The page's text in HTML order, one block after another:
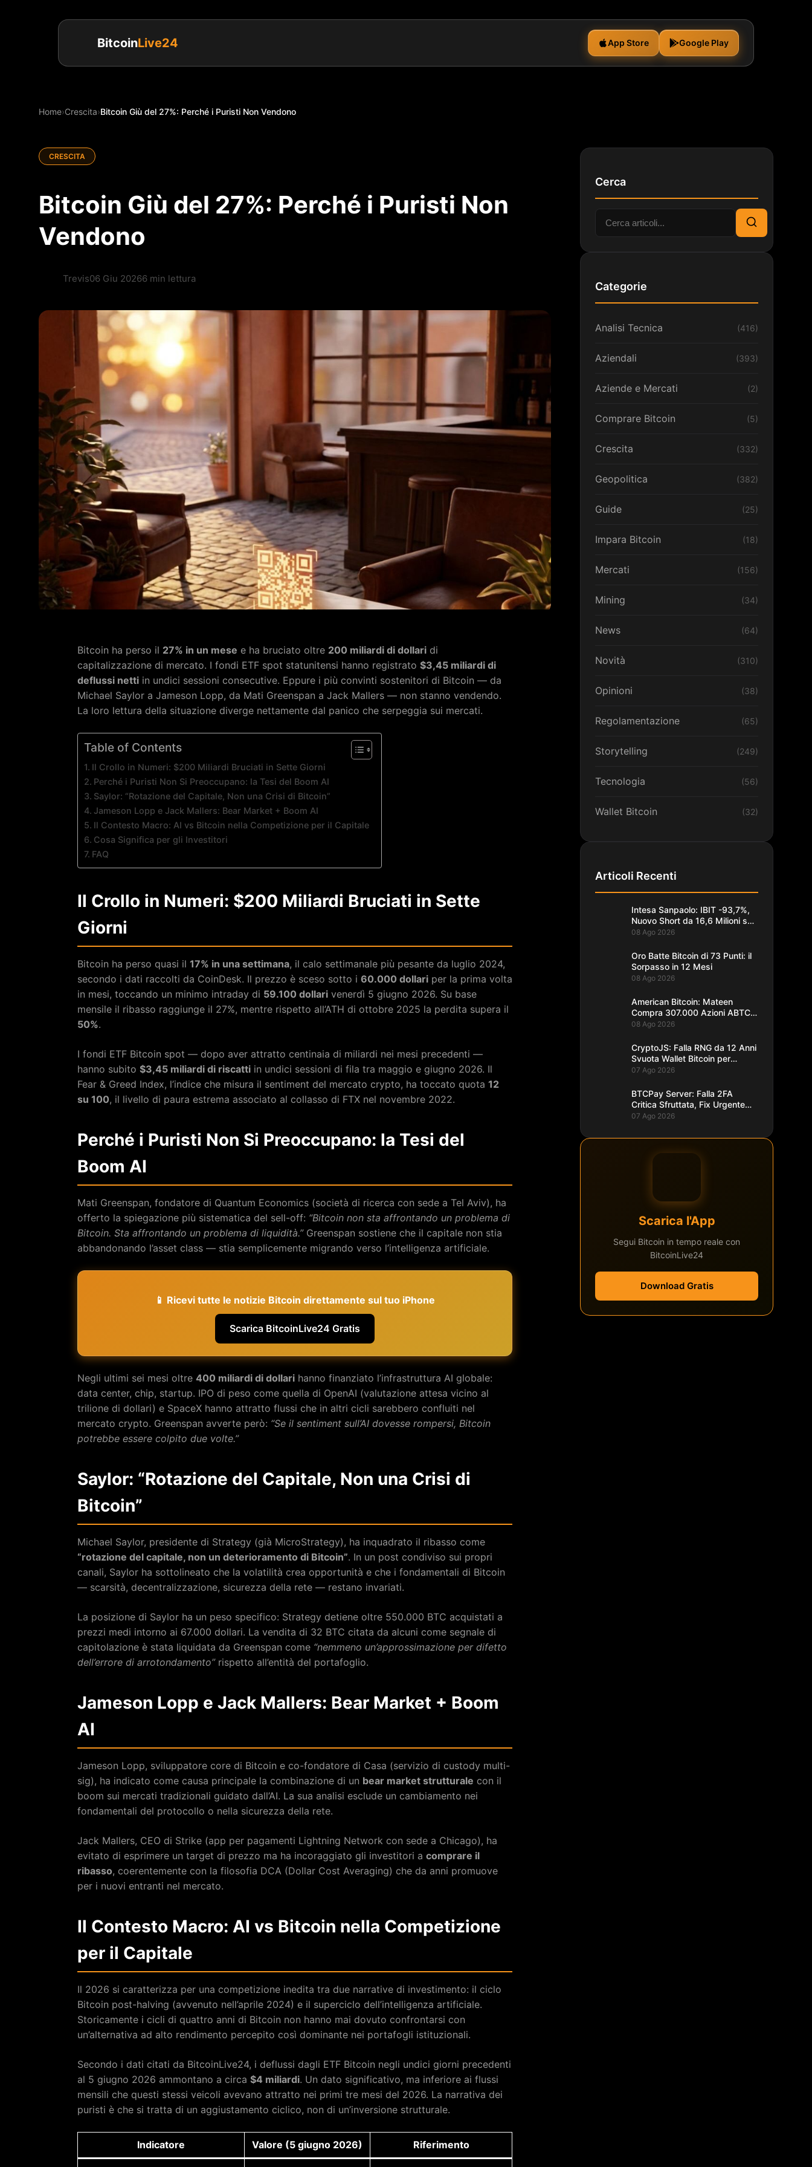
BitcoinLive24 App Store Google Play
Home›Crescita›Bitcoin Giù del 27%: Perché i Puristi Non Vendono
CRESCITA
Bitcoin Giù del 27%: Perché i Puristi Non
Vendono
Trevis06 Giu 20266 min lettura
Bitcoin ha perso il 27% in un mese e ha bruciato oltre 200 miliardi di dollari di
capitalizzazione di mercato. I fondi ETF spot statunitensi hanno registrato $3,45 miliardi di
deflussi netti in undici sessioni consecutive. Eppure i più convinti sostenitori di Bitcoin — da
Michael Saylor a Jameson Lopp, da Mati Greenspan a Jack Mallers — non stanno vendendo.
La loro lettura della situazione diverge nettamente dal panico che serpeggia sui mercati.
Table of Contents
Il Crollo in Numeri: $200 Miliardi Bruciati in Sette Giorni
Perché i Puristi Non Si Preoccupano: la Tesi del Boom AI
Saylor: “Rotazione del Capitale, Non una Crisi di Bitcoin”
Jameson Lopp e Jack Mallers: Bear Market + Boom AI
Il Contesto Macro: AI vs Bitcoin nella Competizione per il Capitale
Cosa Significa per gli Investitori
FAQ
Il Crollo in Numeri: $200 Miliardi Bruciati in Sette
Giorni
Bitcoin ha perso quasi il 17% in una settimana, il calo settimanale più pesante da luglio 2024,
secondo i dati raccolti da CoinDesk. Il prezzo è sceso sotto i 60.000 dollari per la prima volta
in mesi, toccando un minimo intraday di 59.100 dollari venerdì 5 giugno 2026. Su base
mensile il ribasso raggiunge il 27%, mentre rispetto all’ATH di ottobre 2025 la perdita supera il
50%.
I fondi ETF Bitcoin spot — dopo aver attratto centinaia di miliardi nei mesi precedenti —
hanno subito $3,45 miliardi di riscatti in undici sessioni di fila tra maggio e giugno 2026. Il
Fear & Greed Index, l’indice che misura il sentiment del mercato crypto, ha toccato quota 12
su 100, il livello di paura estrema associato al collasso di FTX nel novembre 2022.
Perché i Puristi Non Si Preoccupano: la Tesi del
Boom AI
Mati Greenspan, fondatore di Quantum Economics (società di ricerca con sede a Tel Aviv), ha
offerto la spiegazione più sistematica del sell-off: “Bitcoin non sta affrontando un problema di
Bitcoin. Sta affrontando un problema di liquidità.”Greenspan sostiene che il capitale non stia
abbandonando l’asset class — stia semplicemente migrando verso l’intelligenza artificiale.
📱 Ricevi tutte le notizie Bitcoin direttamente sul tuo iPhone
Scarica BitcoinLive24 Gratis
Negli ultimi sei mesi oltre 400 miliardi di dollari hanno finanziato l’infrastruttura AI globale:
data center, chip, startup. IPO di peso come quella di OpenAI (valutazione attesa vicino al
trilione di dollari) e SpaceX hanno attratto flussi che in altri cicli sarebbero confluiti nel
mercato crypto. Greenspan avverte però: “Se il sentiment sull’AI dovesse rompersi, Bitcoin
potrebbe essere colpito due volte.”
Saylor: “Rotazione del Capitale, Non una Crisi di
Bitcoin”
Michael Saylor, presidente di Strategy (già MicroStrategy), ha inquadrato il ribasso come
“rotazione del capitale, non un deterioramento di Bitcoin”. In un post condiviso sui propri
canali, Saylor ha sottolineato che la volatilità crea opportunità e che i fondamentali di Bitcoin
— scarsità, decentralizzazione, sicurezza della rete — restano invariati.
La posizione di Saylor ha un peso specifico: Strategy detiene oltre 550.000 BTC acquistati a
prezzi medi intorno ai 67.000 dollari. La vendita di 32 BTC citata da alcuni come segnale di
capitolazione è stata liquidata da Greenspan come “nemmeno un’approssimazione per difetto
dell’errore di arrotondamento”rispetto all’entità del portafoglio.
Jameson Lopp e Jack Mallers: Bear Market + Boom
AI
Jameson Lopp, sviluppatore core di Bitcoin e co-fondatore di Casa (servizio di custody multi-
sig), ha indicato come causa principale la combinazione di un bear market strutturale con il
boom sui mercati tradizionali guidato dall’AI. La sua analisi esclude un cambiamento nei
fondamentali del protocollo o nella sicurezza della rete.
Jack Mallers, CEO di Strike (app per pagamenti Lightning Network con sede a Chicago), ha
evitato di esprimere un target di prezzo ma ha incoraggiato gli investitori a comprare il
ribasso, coerentemente con la filosofia DCA (Dollar Cost Averaging) che da anni promuove
per i nuovi entranti nel mercato.
Il Contesto Macro: AI vs Bitcoin nella Competizione
per il Capitale
Il 2026 si caratterizza per una competizione inedita tra due narrative di investimento: il ciclo
Bitcoin post-halving (avvenuto nell’aprile 2024) e il superciclo dell’intelligenza artificiale.
Storicamente i cicli di quattro anni di Bitcoin non hanno mai dovuto confrontarsi con
un’alternativa ad alto rendimento percepito così dominante nei portafogli istituzionali.
Secondo i dati citati da BitcoinLive24, i deflussi dagli ETF Bitcoin negli undici giorni precedenti
al 5 giugno 2026 ammontano a circa $4 miliardi. Un dato significativo, ma inferiore ai flussi
mensili che questi stessi veicoli avevano attratto nei primi tre mesi del 2026. La narrativa dei
puristi è che si tratta di un aggiustamento ciclico, non di un’inversione strutturale.
Indicatore Valore (5 giugno 2026) Riferimento
Cerca
Cerca:
Cerca
Categorie
Analisi Tecnica (416)
Aziendali (393)
Aziende e Mercati (2)
Comprare Bitcoin (5)
Crescita (332)
Geopolitica (382)
Guide (25)
Impara Bitcoin (18)
Mercati (156)
Mining (34)
News (64)
Novità (310)
Opinioni (38)
Regolamentazione (65)
Storytelling (249)
Tecnologia (56)
Wallet Bitcoin (32)
Articoli Recenti
Intesa Sanpaolo: IBIT -93,7%,
Nuovo Short da 16,6 Milioni su
Bitcoin
08 Ago 2026
Oro Batte Bitcoin di 73 Punti: il
Sorpasso in 12 Mesi
08 Ago 2026
American Bitcoin: Mateen
Compra 307.000 Azioni ABTC
per 1,93M$
08 Ago 2026
CryptoJS: Falla RNG da 12 Anni
Svuota Wallet Bitcoin per
$5,7M
07 Ago 2026
BTCPay Server: Falla 2FA
Critica Sfruttata, Fix Urgente
alla 2.4.2
07 Ago 2026
Scarica l'App
Segui Bitcoin in tempo reale con
BitcoinLive24
Download Gratis